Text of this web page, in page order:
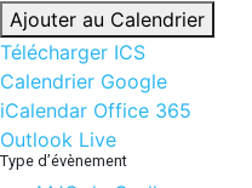
Ajouter au Calendrier
Télécharger ICS
Calendrier Google
iCalendar Office 365
Outlook Live
Type d’évènement